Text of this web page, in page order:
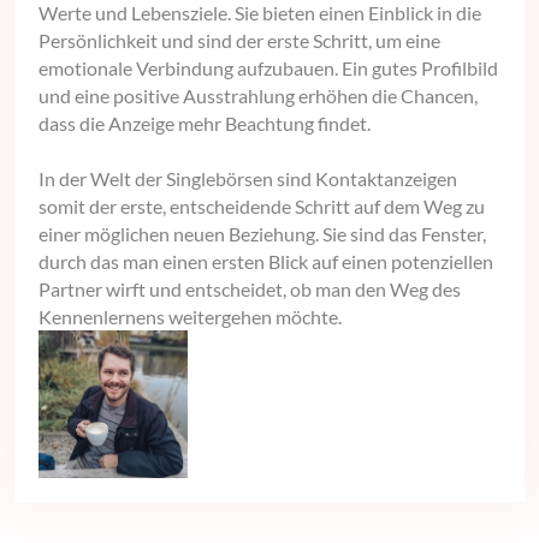
Werte und Lebensziele. Sie bieten einen Einblick in die
Persönlichkeit und sind der erste Schritt, um eine
emotionale Verbindung aufzubauen. Ein gutes Profilbild
und eine positive Ausstrahlung erhöhen die Chancen,
dass die Anzeige mehr Beachtung findet.
In der Welt der Singlebörsen sind Kontaktanzeigen
somit der erste, entscheidende Schritt auf dem Weg zu
einer möglichen neuen Beziehung. Sie sind das Fenster,
durch das man einen ersten Blick auf einen potenziellen
Partner wirft und entscheidet, ob man den Weg des
Kennenlernens weitergehen möchte.